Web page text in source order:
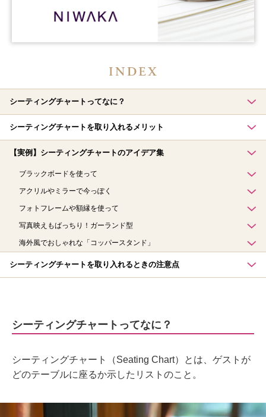
シーティングチャートってなに？
シーティングチャートを取り入れるメリット
【実例】シーティングチャートのアイデア集
ブラックボードを使って
アクリルやミラーで今っぽく
フォトフレームや額縁を使って
写真映えもばっちり！ガーランド型
海外風でおしゃれな「コッパースタンド」
シーティングチャートを取り入れるときの注意点
シーティングチャートってなに？
シーティングチャート（Seating Chart）とは、ゲストが
どのテーブルに座るか示したリストのこと。